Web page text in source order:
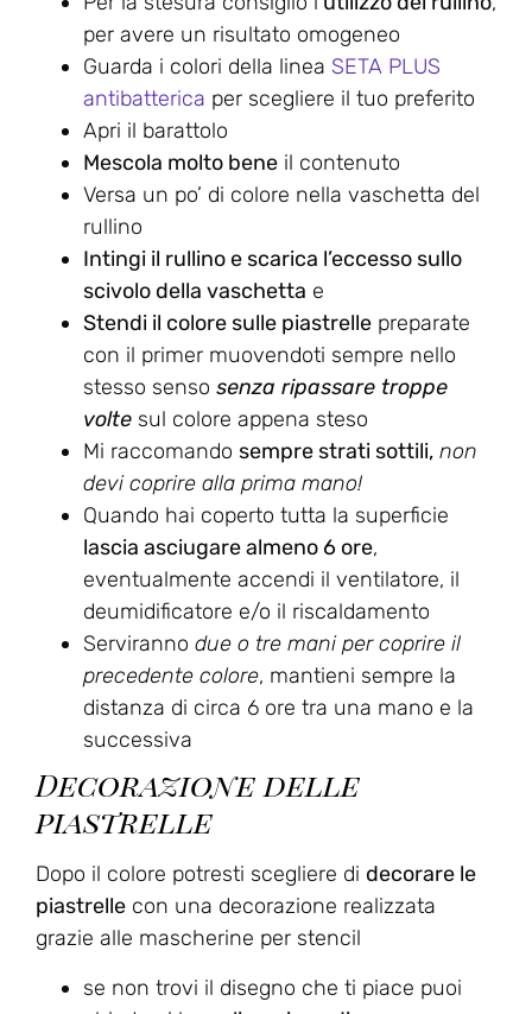
per avere un risultato omogeneo
Guarda i colori della linea SETA PLUS
antibatterica per scegliere il tuo preferito
Apri il barattolo
Mescola molto bene il contenuto
Versa un po’ di colore nella vaschetta del
rullino
Intingi il rullino e scarica l’eccesso sullo
scivolo della vaschetta e
Stendi il colore sulle piastrelle preparate
con il primer muovendoti sempre nello
stesso senso senza ripassare troppe
volte sul colore appena steso
Mi raccomando sempre strati sottili, non
devi coprire alla prima mano!
Quando hai coperto tutta la superficie
lascia asciugare almeno 6 ore,
eventualmente accendi il ventilatore, il
deumidificatore e/o il riscaldamento
Serviranno due o tre mani per coprire il
precedente colore, mantieni sempre la
distanza di circa 6 ore tra una mano e la
successiva
Decorazione delle
piastrelle
Dopo il colore potresti scegliere di decorare le
piastrelle con una decorazione realizzata
grazie alle mascherine per stencil
se non trovi il disegno che ti piace puoi